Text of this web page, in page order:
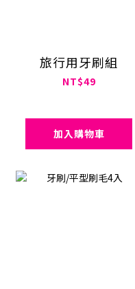
旅行用牙刷組
NT$49
加入購物車